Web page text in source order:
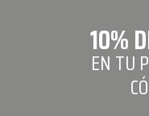
10%
EN TU